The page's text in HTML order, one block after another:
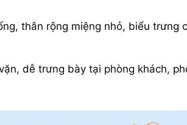
thân rộng miệng nhỏ, biểu trưng
dễ trưng bày tại phòng khách,